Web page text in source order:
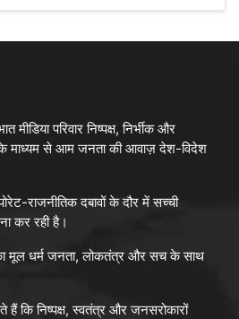
मीडिया परिवार निष्पक्ष, निर्भीक और
के माध्यम से आम जनता की आवाज़ देश-विदेश
राजनीतिक दबावों के दौर में सच्ची
कर रही है।
का मूल धर्म जनता, लोकतंत्र और सच के साथ
कि निष्पक्ष, स्वतंत्र और जनसरोकारों